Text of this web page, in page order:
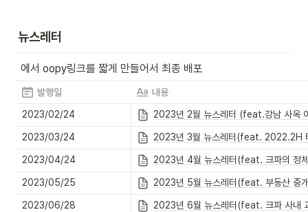
뉴스레터
에서 oopy링크를 짧게 만들어서 최종 배포
발행일 내용
2023/02/24 2023년 2월 뉴스레터 (feat.강남 사옥
2023/03/24 2023년 3월 뉴스레터(feat. 2022.2H
2023/04/24 2023년 4월 뉴스레터(feat. 크파의 정
2023/05/25 2023년 5월 뉴스레터(feat. 부동산 중
2023/06/28 2023년 6월 뉴스레터(feat. 크파 사내